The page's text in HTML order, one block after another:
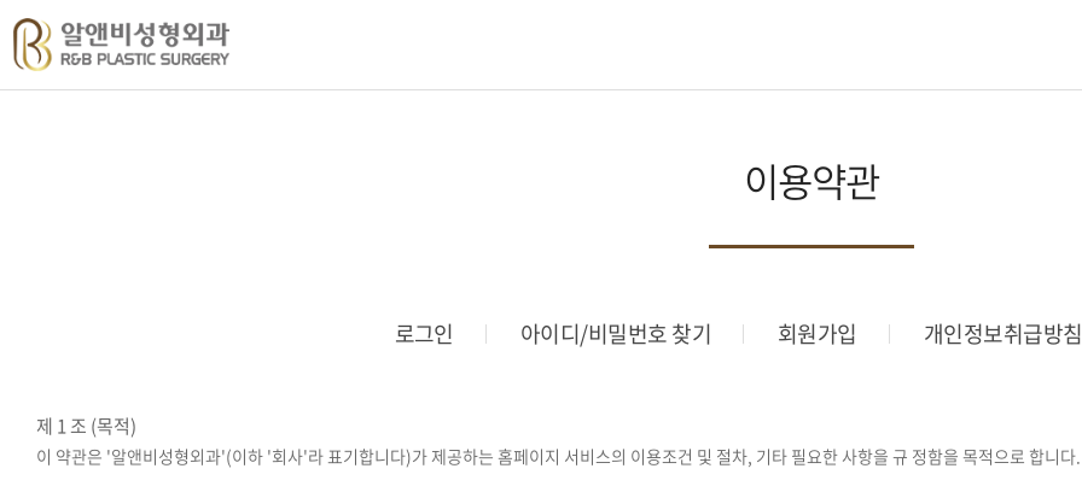
이용약관
로그인 아이디/비밀번호 찾기 회원가입 개인정보취급방침
제 1 조 (목적)
이 약관은 '알앤비성형외과'(이하 '회사'라 표기합니다)가 제공하는 홈페이지 서비스의 이용조건 및 절차, 기타 필요한 사항을 규 정함을 목적으로 합니다.